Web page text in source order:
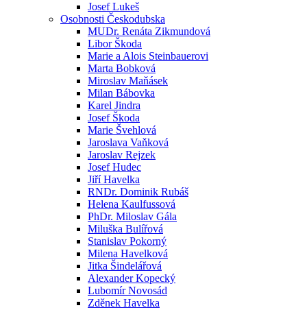
Josef Lukeš
Osobnosti Českodubska
MUDr. Renáta Zikmundová
Libor Škoda
Marie a Alois Steinbauerovi
Marta Bobková
Miroslav Maňásek
Milan Bábovka
Karel Jindra
Josef Škoda
Marie Švehlová
Jaroslava Vaňková
Jaroslav Rejzek
Josef Hudec
Jiří Havelka
RNDr. Dominik Rubáš
Helena Kaulfussová
PhDr. Miloslav Gála
Miluška Bulířová
Stanislav Pokorný
Milena Havelková
Jitka Šindelářová
Alexander Kopecký
Lubomír Novosád
Zděnek Havelka